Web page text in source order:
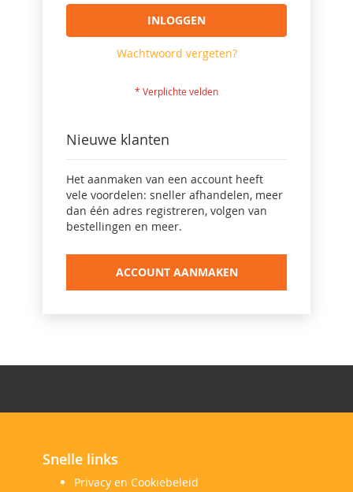
INLOGGEN
Wachtwoord vergeten?
Nieuwe klanten
Het aanmaken van een account heeft
vele voordelen: sneller afhandelen, meer
dan één adres registreren, volgen van
bestellingen en meer.
ACCOUNT AANMAKEN
Snelle links
Privacy en Cookiebeleid